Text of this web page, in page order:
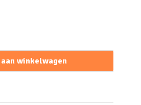
aan winkelwagen